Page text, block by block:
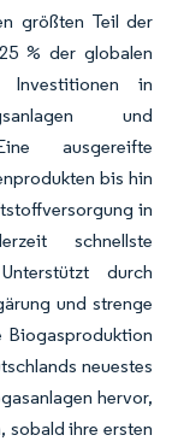
größten Teil der
% der globalen
Investitionen in
und
ausgereifte
bis hin
in
schnellste
durch
und strenge
Biogasproduktion
neuestes
hervor,
sobald ihre ersten